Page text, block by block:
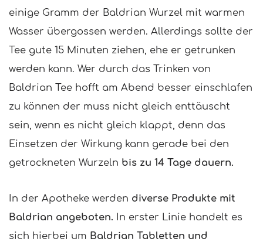
einige Gramm der Baldrian Wurzel mit warmen
Wasser übergossen werden. Allerdings sollte der
Tee gute 15 Minuten ziehen, ehe er getrunken
werden kann. Wer durch das Trinken von
Baldrian Tee hofft am Abend besser einschlafen
zu können der muss nicht gleich enttäuscht
sein, wenn es nicht gleich klappt, denn das
Einsetzen der Wirkung kann gerade bei den
getrockneten Wurzeln bis zu 14 Tage dauern.
In der Apotheke werden diverse Produkte mit
Baldrian angeboten. In erster Linie handelt es
sich hierbei um Baldrian Tabletten und